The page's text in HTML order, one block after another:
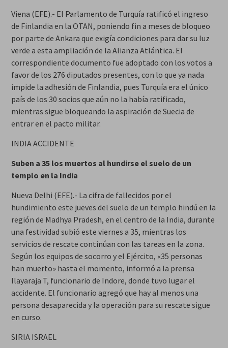
Viena (EFE).- El Parlamento de Turquía ratificó el ingreso
de Finlandia en la OTAN, poniendo fin a meses de bloqueo
por parte de Ankara que exigía condiciones para dar su luz
verde a esta ampliación de la Alianza Atlántica. El
correspondiente documento fue adoptado con los votos a
favor de los 276 diputados presentes, con lo que ya nada
impide la adhesión de Finlandia, pues Turquía era el único
país de los 30 socios que aún no la había ratificado,
mientras sigue bloqueando la aspiración de Suecia de
entrar en el pacto militar.
INDIA ACCIDENTE
Suben a 35 los muertos al hundirse el suelo de un
templo en la India
Nueva Delhi (EFE).- La cifra de fallecidos por el
hundimiento este jueves del suelo de un templo hindú en la
región de Madhya Pradesh, en el centro de la India, durante
una festividad subió este viernes a 35, mientras los
servicios de rescate continúan con las tareas en la zona.
Según los equipos de socorro y el Ejército, «35 personas
han muerto» hasta el momento, informó a la prensa
Ilayaraja T, funcionario de Indore, donde tuvo lugar el
accidente. El funcionario agregó que hay al menos una
persona desaparecida y la operación para su rescate sigue
en curso.
SIRIA ISRAEL